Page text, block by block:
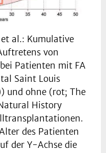
al.: Kumulative
von
Patienten mit FA
Saint Louis
und ohne (rot; The
History
des Patienten
der Y-Achse die